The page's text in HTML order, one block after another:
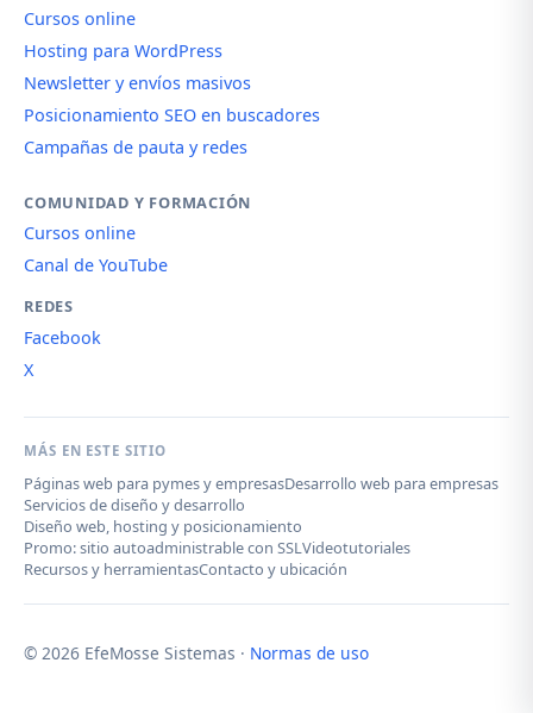
Cursos online
Hosting para WordPress
Newsletter y envíos masivos
Posicionamiento SEO en buscadores
Campañas de pauta y redes
COMUNIDAD Y FORMACIÓN
Cursos online
Canal de YouTube
REDES
Facebook
X
MÁS EN ESTE SITIO
Páginas web para pymes y empresasDesarrollo web para empresas
Servicios de diseño y desarrollo
Diseño web, hosting y posicionamiento
Promo: sitio autoadministrable con SSLVideotutoriales
Recursos y herramientasContacto y ubicación
© 2026 EfeMosse Sistemas · Normas de uso